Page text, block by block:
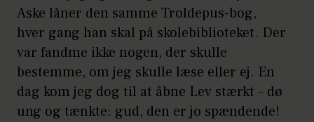
Aske låner den samme Troldepus-bog,
hver gang han skal på skolebiblioteket. Der
var fandme ikke nogen, der skulle
bestemme, om jeg skulle læse eller ej. En
dag kom jeg dog til at åbne Lev stærkt – dø
ung og tænkte: gud, den er jo spændende!